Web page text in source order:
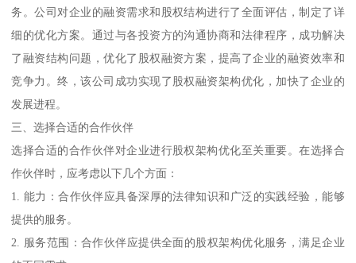
务。公司对企业的融资需求和股权结构进行了全面评估，制定了详
细的优化方案。通过与各投资方的沟通协商和法律程序，成功解决
了融资结构问题，优化了股权融资方案，提高了企业的融资效率和
竞争力。终，该公司成功实现了股权融资架构优化，加快了企业的
发展进程。
三、选择合适的合作伙伴
选择合适的合作伙伴对企业进行股权架构优化至关重要。在选择合
作伙伴时，应考虑以下几个方面：
1. 能力：合作伙伴应具备深厚的法律知识和广泛的实践经验，能够
提供的服务。
2. 服务范围：合作伙伴应提供全面的股权架构优化服务，满足企业